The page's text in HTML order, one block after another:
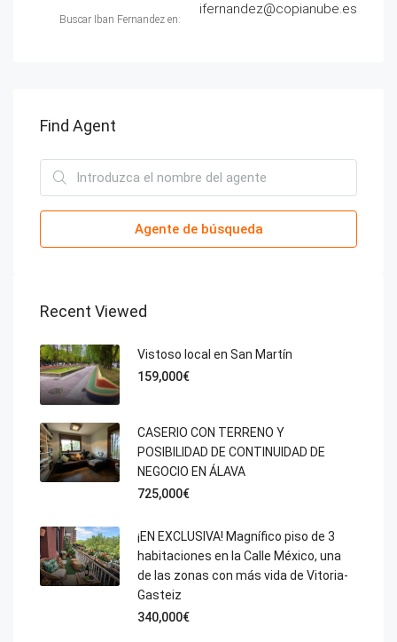
ifernandez@copianube.es
Buscar Iban Fernandez en:
Find Agent
Agente de búsqueda
Recent Viewed
Vistoso local en San Martín
159,000€
CASERIO CON TERRENO Y
POSIBILIDAD DE CONTINUIDAD DE
NEGOCIO EN ÁLAVA
725,000€
¡EN EXCLUSIVA! Magnífico piso de 3
habitaciones en la Calle México, una
de las zonas con más vida de Vitoria-
Gasteiz
340,000€